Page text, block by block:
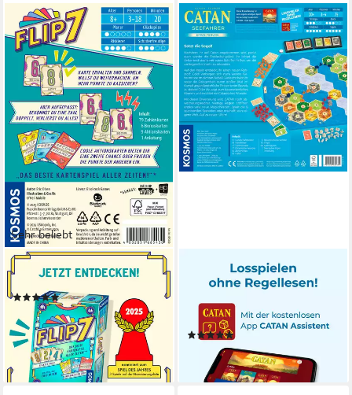
Sehr beliebt
KOSMOS
Spiel Flip 7
(37)
ab 11,01 € UVP14,99 €
-27%
lieferbar - in 1-2 Werktagen bei dir
Spiel CATAN Seefahrer,
Strategiespiel, Made in
Germany
ab 33,71 €
lieferbar - in 1-2 Werktagen bei dir